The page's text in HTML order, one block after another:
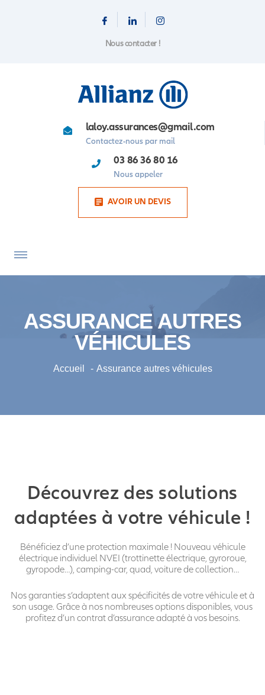
Nous contacter !
laloy.assurances@gmail.com
Contactez-nous par mail
03 86 36 80 16
Nous appeler
AVOIR UN DEVIS
ASSURANCE AUTRES
VÉHICULES
Accueil Assurance autres véhicules
Découvrez des solutions
adaptées à votre véhicule !
Bénéficiez d’une protection maximale ! Nouveau véhicule
électrique individuel NVEI (trottinette électrique, gyroroue,
gyropode…), camping-car, quad, voiture de collection…
Nos garanties s’adaptent aux spécificités de votre véhicule et à
son usage. Grâce à nos nombreuses options disponibles, vous
profitez d’un contrat d’assurance adapté à vos besoins.